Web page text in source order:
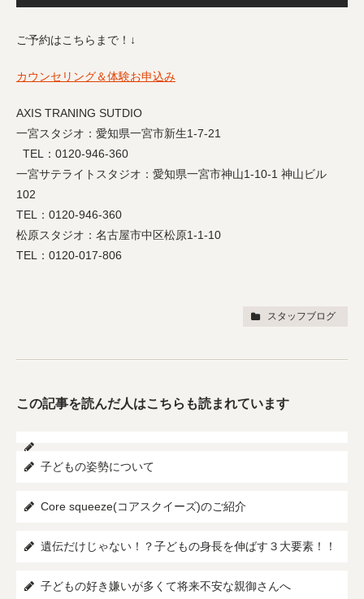
ご予約はこちらまで！↓
カウンセリング＆体験お申込み
AXIS TRANING SUTDIO
一宮スタジオ：愛知県一宮市新生1-7-21
TEL：0120-946-360
一宮サテライトスタジオ：愛知県一宮市神山1-10-1 神山ビル
102
TEL：0120-946-360
松原スタジオ：名古屋市中区松原1-1-10
TEL：0120-017-806
スタッフブログ
この記事を読んだ人はこちらも読まれています
子どもの姿勢について
Core squeeze(コアスクイーズ)のご紹介
遺伝だけじゃない！？子どもの身長を伸ばす３大要素！！
子どもの好き嫌いが多くて将来不安な親御さんへ